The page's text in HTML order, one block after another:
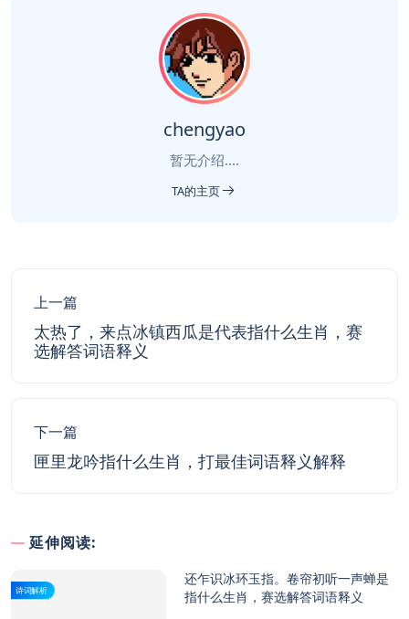
chengyao
暂无介绍....
TA的主页
上一篇
太热了，来点冰镇西瓜是代表指什么生肖，赛
选解答词语释义
下一篇
匣里龙吟指什么生肖，打最佳词语释义解释
延伸阅读:
诗词解析
还乍识冰环玉指。卷帘初听一声蝉是
指什么生肖，赛选解答词语释义